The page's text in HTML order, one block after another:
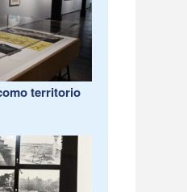
territorio